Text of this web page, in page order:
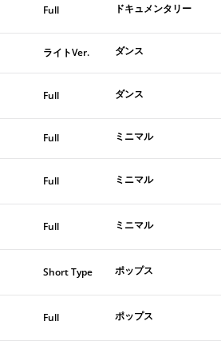
Full ドキュメンタリー
ライトVer. ダンス
Full ダンス
Full ミニマル
Full ミニマル
Full ミニマル
Short Type ポップス
Full ポップス